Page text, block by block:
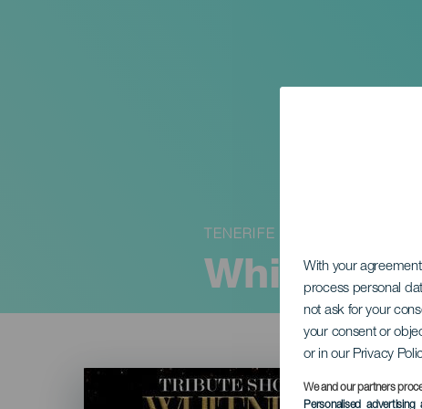
With your
process personal
not ask for your
your consent or
or in our Privacy
We and our partners
Personalised
Whitney
TENERIFE
Imagen